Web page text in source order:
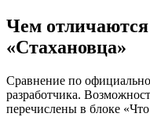
Чем
«Стахановца»
Сравнение по
разработчика.
перечислены в блоке